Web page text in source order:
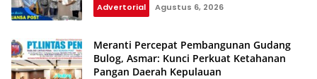
Advertorial Agustus 6, 2026
Meranti Percepat Pembangunan Gudang
Bulog, Asmar: Kunci Perkuat Ketahanan
Pangan Daerah Kepulauan